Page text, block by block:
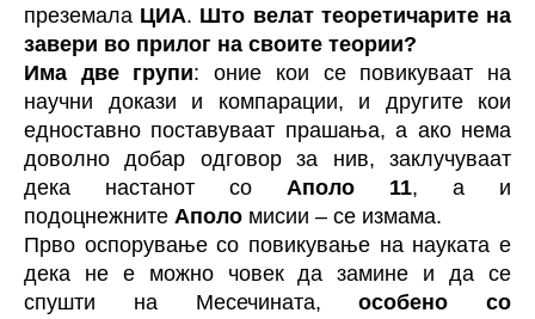
преземала ЦИА. Што велат теоретичарите на
завери во прилог на своите теории?
Има две групи: оние кои се повикуваат на
научни докази и компарации, и другите кои
едноставно поставуваат прашања, а ако нема
доволно добар одговор за нив, заклучуваат
дека настанот со Аполо 11, а и
подоцнежните Аполо мисии – се измама.
Прво оспорување со повикување на науката е
дека не е можно човек да замине и да се
спушти на Месечината,особено со